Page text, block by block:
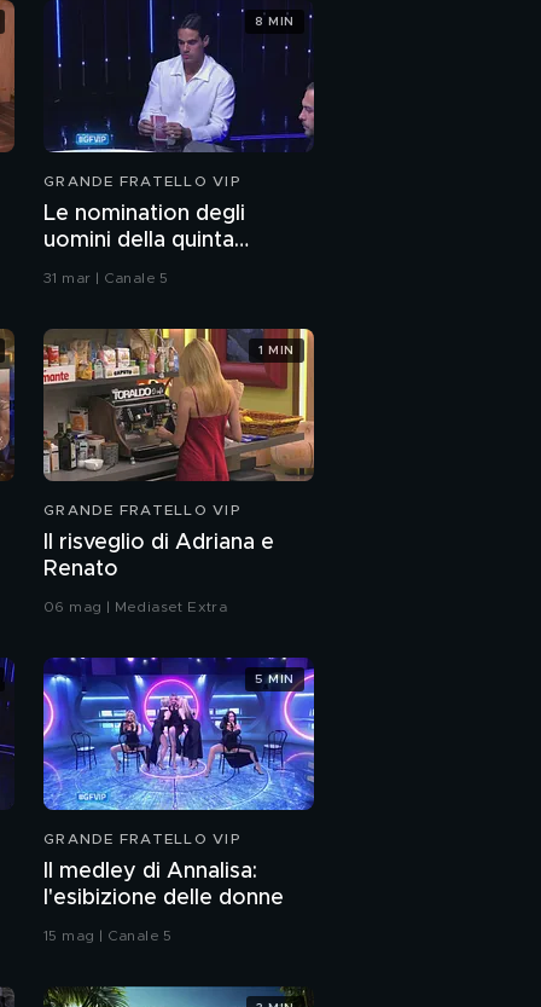
Una lettera per
Raimondo e l'incontro
con i suoi allievi
Il videomessaggio di
della sorella Antonia
Il best della battle dei
talenti
Renato e Raul
PROSSIMO VIDEO
Una sorpresa per Ilary
e il ballo con Francesca
Adriana è eliminata
edizione
GRANDE FRATELLO VIP
Le nomination degli
uomini della quinta
puntata
31 mar | Canale 5
8 MIN
GRANDE FRATELLO VIP
Il risveglio di Adriana e
Renato
06 mag | Mediaset Extra
1 MIN
GRANDE FRATELLO VIP
Il medley di Annalisa:
l'esibizione delle donne
15 mag | Canale 5
5 MIN